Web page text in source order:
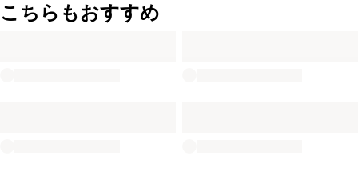
こちらもおすすめ